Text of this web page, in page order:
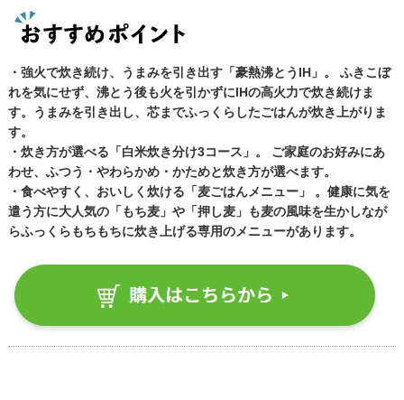
・強火で炊き続け、うまみを引き出す「豪熱沸とうIH」。 ふきこぼ
れを気にせず、沸とう後も火を引かずにIHの高火力で炊き続けま
す。うまみを引き出し、芯までふっくらしたごはんが炊き上がりま
す。
・炊き方が選べる「白米炊き分け3コース」。 ご家庭のお好みにあ
わせ、ふつう・やわらかめ・かためと炊き方が選べます。
・食べやすく、おいしく炊ける「麦ごはんメニュー」 。健康に気を
遣う方に大人気の「もち麦」や「押し麦」も麦の風味を生かしなが
らふっくらもちもちに炊き上げる専用のメニューがあります。